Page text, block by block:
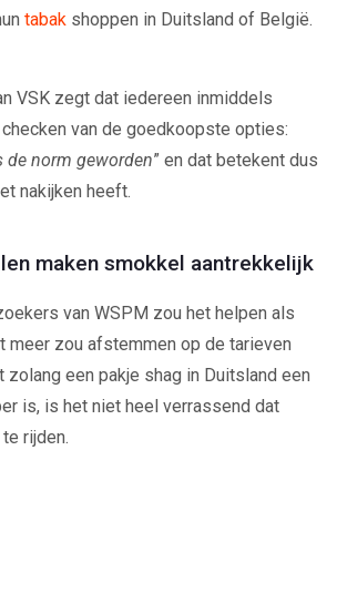
tabak shoppen in Duitsland of België.
VSK zegt dat iedereen inmiddels
van de goedkoopste opties:
norm geworden” en dat betekent dus
nakijken heeft.
maken smokkel aantrekkelijk
van WSPM zou het helpen als
meer zou afstemmen op de tarieven
zolang een pakje shag in Duitsland een
is, is het niet heel verrassend dat
rijden.